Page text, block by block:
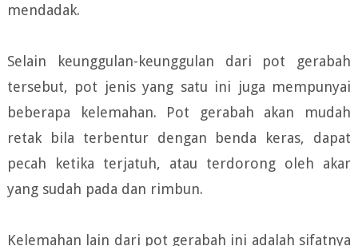
mendadak.
Selain keunggulan-keunggulan dari pot gerabah
tersebut, pot jenis yang satu ini juga mempunyai
beberapa kelemahan. Pot gerabah akan mudah
retak bila terbentur dengan benda keras, dapat
pecah ketika terjatuh, atau terdorong oleh akar
yang sudah pada dan rimbun.
Kelemahan lain dari pot gerabah ini adalah sifatnya